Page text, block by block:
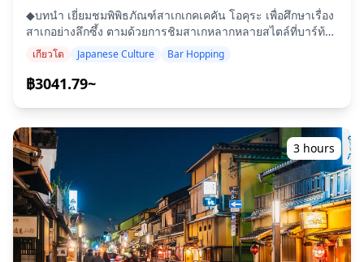
directly from the restaurants if you wish. ・รับส่งที่โรงแรม
◆กำหนดการ ・Begin your evening tour at Gion Shijo
สถานี with a guided walk through Kyoto’s renowned Gion
term for geisha) และ the district's history. Gain insight
และ suitable for teens และ older participants. ・After an
hour of cultural exploration, enjoy regionally inspired
dishes และ a drink (beer, shochu, หรือ sake). Dietary
preferences และ tastes are gladly accommodated. ・
Stroll through Kyoto's diverse restaurant และ
entertainment districts west of the Kamogawa River,
including Pontocho, Kiyamachi, และ Kawaramachi.
Experience the blend of traditional และ modern culture,
◆บทนำ เยี่ยมชมพิพิธภัณฑ์สาเกเกคเคคัน โอคุระ เพื่อศึกษาเรื่อง
สาเกอย่างลึกซึ้ง ตามด้วยการชิมสาเกหลากหลายสไตล์ที่บาร์ท้อง
ถิ่น ค้นพบประวัติศาสตร์ กระบวนการผลิต และรสชาติของสาเก
ขณะที่คุณลิ้มลองสาเกหลายชนิดที่ผลิตในเกียวโต เยี่ยมชม
พิพิธภัณฑ์เพื่อสำรวจประวัติศาสตร์สาเก และเดินผ่านย่านผลิต
สาเกของเกียวโตเพื่อเรียนรู้เพิ่มเติม ◆รวมอยู่ในราคา ・การชิม
สาเก (18 ชนิดที่ร้านอาหารสาเก) ・รูปถ่ายทัวร์รวมอยู่ด้วย ・ค่า
เข้าชมพิพิธภัณฑ์เกคเคคัน โอคุระ *ผู้เข้าร่วมอายุต่ำกว่า 20 ปี
สามารถเปลี่ยนการชิมสาเกเป็นอาหารหรือขนมเบาๆ ได้ ◆ไม่
รวมในราคา ・อาหารหรือเครื่องดื่มเพิ่มเติม (สามารถซื้อได้)
◆กำหนดการ ・สถานีชูโชจิมะ (ผ่าน) เริ่มทัวร์โรงเบียร์สาเกและ
การชิมรสในฟุชิมิ ・พิพิธภัณฑ์สาเกเกคเคคัน โอคุระ เรียนรู้
เกี่ยวกับกระบวนการผลิตสาเกที่พิพิธภัณฑ์สาเกเกคเคคัน โอคุระ
ระยะเวลา: 30 นาที รวมค่าเข้าชม ・เทระดายะ (ผ่าน) ・แกล
เลอรี่คัปปะ ค้นพบศิลปะการผลิตสาเกที่แกลเลอรี่คัปปะ ระยะ
เวลา: 30 นาที รวมค่าเข้าชม ◆ข้อมูลเพิ่มเติม ・ไม่สามารถเข้า
เกียวโต Japanese Culture Bar Hopping
฿3041.79~
3 hours